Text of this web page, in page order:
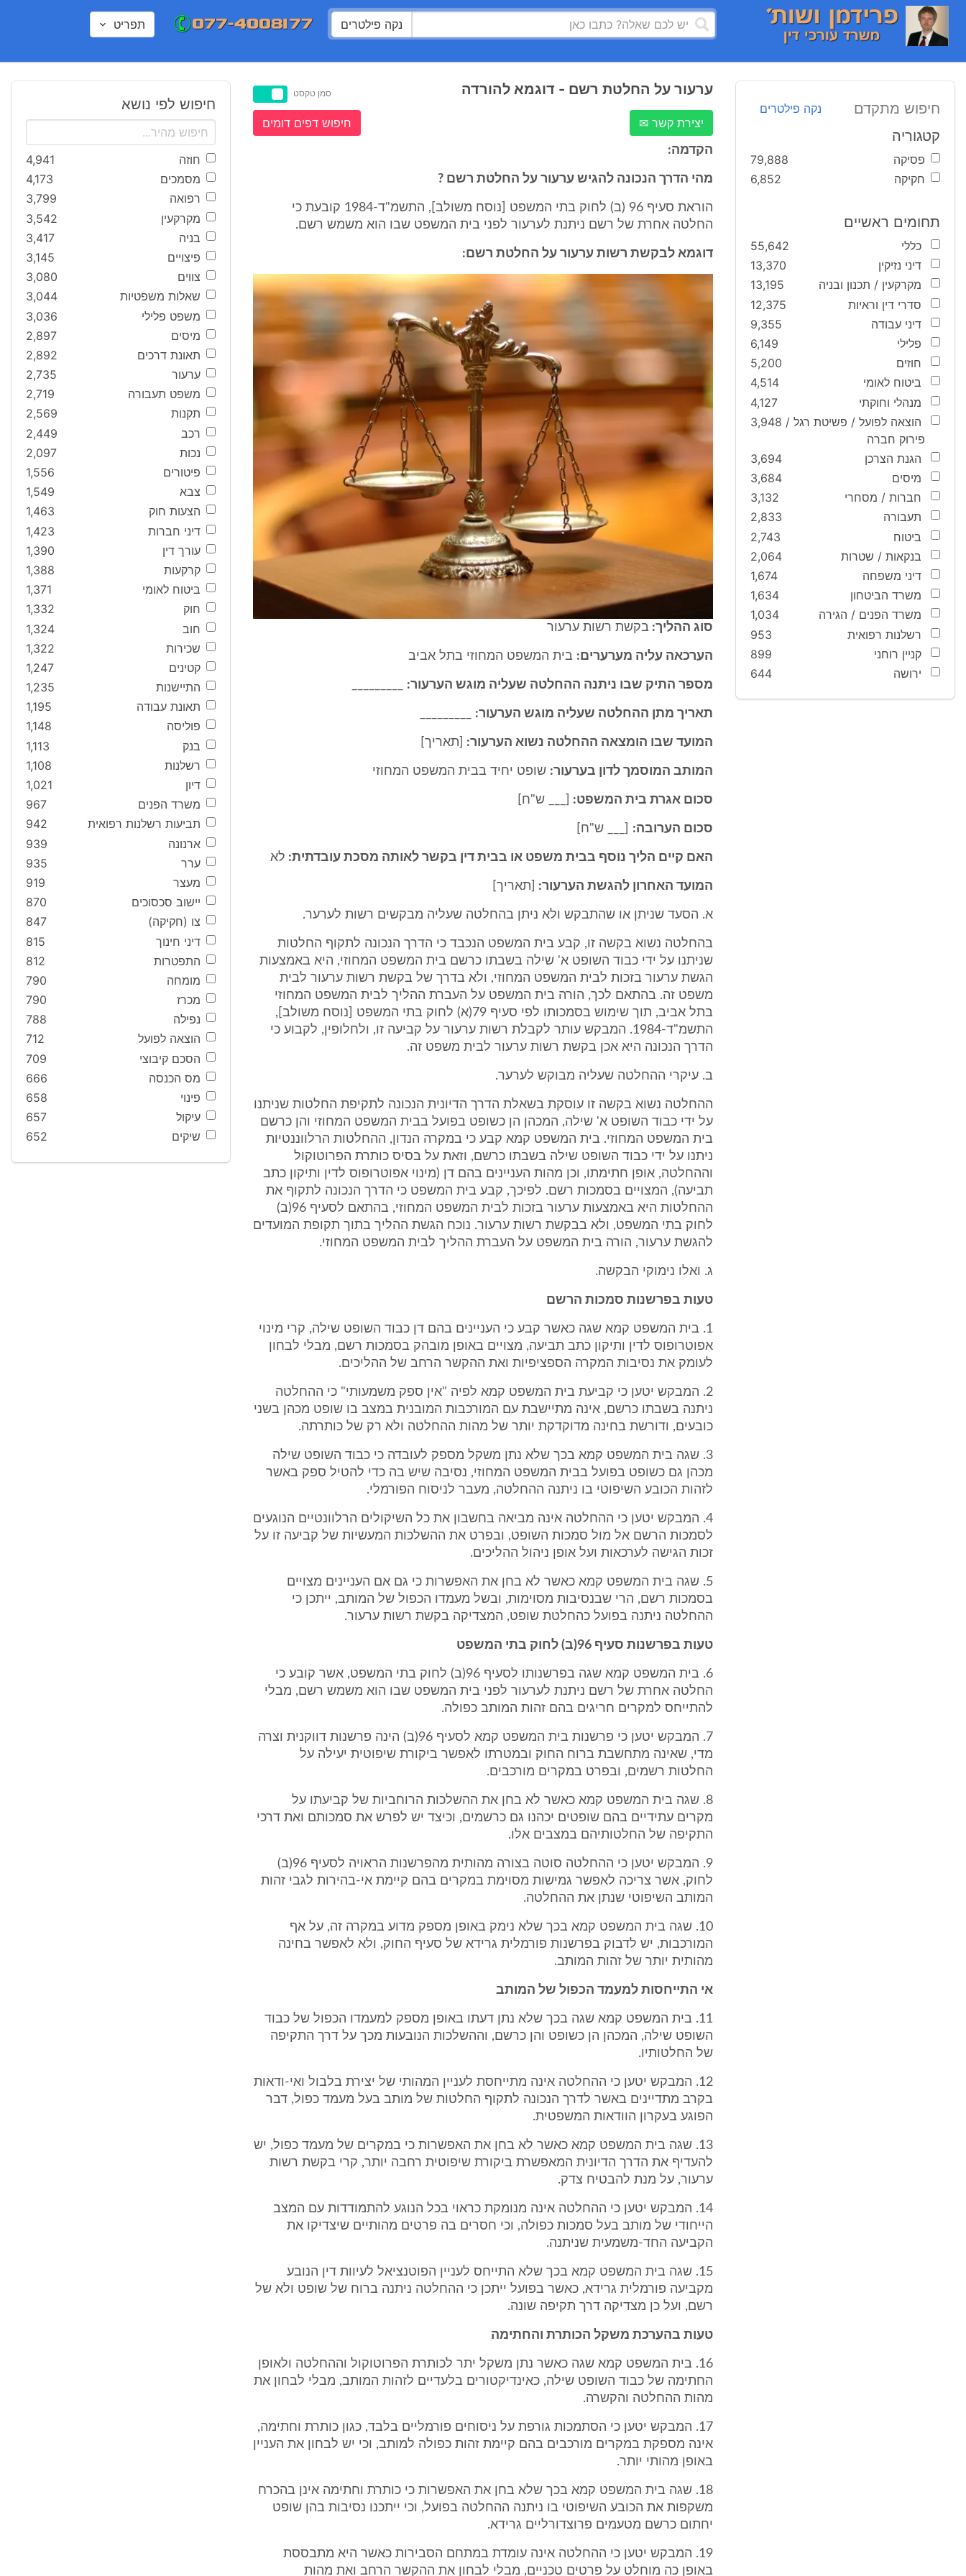
נקה פילטרים תפריט
חיפוש מתקדם נקה פילטרים
קטגוריה
פסיקה
79,888
חקיקה
6,852
תחומים ראשיים
כללי
55,642
דיני נזיקין
13,370
מקרקעין / תכנון ובניה
13,195
סדרי דין וראיות
12,375
דיני עבודה
9,355
פלילי
6,149
חוזים
5,200
ביטוח לאומי
4,514
מנהלי וחוקתי
4,127
הוצאה לפועל / פשיטת רגל /
פירוק חברה
3,948
הגנת הצרכן
3,694
מיסים
3,684
חברות / מסחרי
3,132
תעבורה
2,833
ביטוח
2,743
בנקאות / שטרות
2,064
דיני משפחה
1,674
משרד הביטחון
1,634
משרד הפנים / הגירה
1,034
רשלנות רפואית
953
קניין רוחני
899
ירושה
644
ערעור על החלטת רשם - דוגמא להורדה סמן טקסט
יצירת קשר ✉ חיפוש דפים דומים
הקדמה:
מהי הדרך הנכונה להגיש ערעור על החלטת רשם ?
הוראת סעיף 96 (ב) לחוק בתי המשפט [נוסח משולב], התשמ"ד-1984 קובעת כי
החלטה אחרת של רשם ניתנת לערעור לפני בית המשפט שבו הוא משמש רשם.
דוגמא לבקשת רשות ערעור על החלטת רשם:
סוג ההליך: בקשת רשות ערעור
הערכאה עליה מערערים: בית המשפט המחוזי בתל אביב
מספר התיק שבו ניתנה ההחלטה שעליה מוגש הערעור:
תאריך מתן ההחלטה שעליה מוגש הערעור:
המועד שבו הומצאה ההחלטה נשוא הערעור: [תאריך]
המותב המוסמך לדון בערעור: שופט יחיד בבית המשפט המחוזי
סכום אגרת בית המשפט: [___ ש"ח]
סכום הערובה: [___ ש"ח]
האם קיים הליך נוסף בבית משפט או בבית דין בקשר לאותה מסכת עובדתית: לא
המועד האחרון להגשת הערעור: [תאריך]
א. הסעד שניתן או שהתבקש ולא ניתן בהחלטה שעליה מבקשים רשות לערער.
בהחלטה נשוא בקשה זו, קבע בית המשפט הנכבד כי הדרך הנכונה לתקוף החלטות
שניתנו על ידי כבוד השופט א' שילה בשבתו כרשם בית המשפט המחוזי, היא באמצעות
הגשת ערעור בזכות לבית המשפט המחוזי, ולא בדרך של בקשת רשות ערעור לבית
משפט זה. בהתאם לכך, הורה בית המשפט על העברת ההליך לבית המשפט המחוזי
בתל אביב, תוך שימוש בסמכותו לפי סעיף 79(א) לחוק בתי המשפט [נוסח משולב],
התשמ"ד-1984. המבקש עותר לקבלת רשות ערעור על קביעה זו, ולחלופין, לקבוע כי
הדרך הנכונה היא אכן בקשת רשות ערעור לבית משפט זה.
ב. עיקרי ההחלטה שעליה מבוקש לערער.
ההחלטה נשוא בקשה זו עוסקת בשאלת הדרך הדיונית הנכונה לתקיפת החלטות שניתנו
על ידי כבוד השופט א' שילה, המכהן הן כשופט בפועל בבית המשפט המחוזי והן כרשם
בית המשפט המחוזי. בית המשפט קמא קבע כי במקרה הנדון, ההחלטות הרלווננטיות
ניתנו על ידי כבוד השופט שילה בשבתו כרשם, וזאת על בסיס כותרת הפרוטוקול
וההחלטה, אופן חתימתו, וכן מהות העניינים בהם דן (מינוי אפוטרופוס לדין ותיקון כתב
תביעה), המצויים בסמכות רשם. לפיכך, קבע בית המשפט כי הדרך הנכונה לתקוף את
ההחלטות היא באמצעות ערעור בזכות לבית המשפט המחוזי, בהתאם לסעיף 96(ב)
לחוק בתי המשפט, ולא בבקשת רשות ערעור. נוכח הגשת ההליך בתוך תקופת המועדים
להגשת ערעור, הורה בית המשפט על העברת ההליך לבית המשפט המחוזי.
ג. ואלו נימוקי הבקשה.
טעות בפרשנות סמכות הרשם
1. בית המשפט קמא שגה כאשר קבע כי העניינים בהם דן כבוד השופט שילה, קרי מינוי
אפוטרופוס לדין ותיקון כתב תביעה, מצויים באופן מובהק בסמכות רשם, מבלי לבחון
לעומק את נסיבות המקרה הספציפיות ואת ההקשר הרחב של ההליכים.
2. המבקש יטען כי קביעת בית המשפט קמא לפיה "אין ספק משמעותי" כי ההחלטה
ניתנה בשבתו כרשם, אינה מתיישבת עם המורכבות המובנית במצב בו שופט מכהן בשני
כובעים, ודורשת בחינה מדוקדקת יותר של מהות ההחלטה ולא רק של כותרתה.
3. שגה בית המשפט קמא בכך שלא נתן משקל מספק לעובדה כי כבוד השופט שילה
מכהן גם כשופט בפועל בבית המשפט המחוזי, נסיבה שיש בה כדי להטיל ספק באשר
לזהות הכובע השיפוטי בו ניתנה ההחלטה, מעבר לניסוח הפורמלי.
4. המבקש יטען כי ההחלטה אינה מביאה בחשבון את כל השיקולים הרלוונטיים הנוגעים
לסמכות הרשם אל מול סמכות השופט, ובפרט את ההשלכות המעשיות של קביעה זו על
זכות הגישה לערכאות ועל אופן ניהול ההליכים.
5. שגה בית המשפט קמא כאשר לא בחן את האפשרות כי גם אם העניינים מצויים
בסמכות רשם, הרי שבנסיבות מסוימות, ובשל מעמדו הכפול של המותב, ייתכן כי
ההחלטה ניתנה בפועל כהחלטת שופט, המצדיקה בקשת רשות ערעור.
טעות בפרשנות סעיף 96(ב) לחוק בתי המשפט
6. בית המשפט קמא שגה בפרשנותו לסעיף 96(ב) לחוק בתי המשפט, אשר קובע כי
החלטה אחרת של רשם ניתנת לערעור לפני בית המשפט שבו הוא משמש רשם, מבלי
להתייחס למקרים חריגים בהם זהות המותב כפולה.
7. המבקש יטען כי פרשנות בית המשפט קמא לסעיף 96(ב) הינה פרשנות דווקנית וצרה
מדי, שאינה מתחשבת ברוח החוק ובמטרתו לאפשר ביקורת שיפוטית יעילה על
החלטות רשמים, ובפרט במקרים מורכבים.
8. שגה בית המשפט קמא כאשר לא בחן את ההשלכות הרוחביות של קביעתו על
מקרים עתידיים בהם שופטים יכהנו גם כרשמים, וכיצד יש לפרש את סמכותם ואת דרכי
התקיפה של החלטותיהם במצבים אלו.
9. המבקש יטען כי ההחלטה סוטה בצורה מהותית מהפרשנות הראויה לסעיף 96(ב)
לחוק, אשר צריכה לאפשר גמישות מסוימת במקרים בהם קיימת אי-בהירות לגבי זהות
המותב השיפוטי שנתן את ההחלטה.
10. שגה בית המשפט קמא בכך שלא נימק באופן מספק מדוע במקרה זה, על אף
המורכבות, יש לדבוק בפרשנות פורמלית גרידא של סעיף החוק, ולא לאפשר בחינה
מהותית יותר של זהות המותב.
אי התייחסות למעמד הכפול של המותב
11. בית המשפט קמא שגה בכך שלא נתן דעתו באופן מספק למעמדו הכפול של כבוד
השופט שילה, המכהן הן כשופט והן כרשם, וההשלכות הנובעות מכך על דרך התקיפה
של החלטותיו.
12. המבקש יטען כי ההחלטה אינה מתייחסת לעניין המהותי של יצירת בלבול ואי-ודאות
בקרב מתדיינים באשר לדרך הנכונה לתקוף החלטות של מותב בעל מעמד כפול, דבר
הפוגע בעקרון הוודאות המשפטית.
13. שגה בית המשפט קמא כאשר לא בחן את האפשרות כי במקרים של מעמד כפול, יש
להעדיף את הדרך הדיונית המאפשרת ביקורת שיפוטית רחבה יותר, קרי בקשת רשות
ערעור, על מנת להבטיח צדק.
14. המבקש יטען כי ההחלטה אינה מנומקת כראוי בכל הנוגע להתמודדות עם המצב
הייחודי של מותב בעל סמכות כפולה, וכי חסרים בה פרטים מהותיים שיצדיקו את
הקביעה החד-משמעית שניתנה.
15. שגה בית המשפט קמא בכך שלא התייחס לעניין הפוטנציאל לעיוות דין הנובע
מקביעה פורמלית גרידא, כאשר בפועל ייתכן כי ההחלטה ניתנה ברוח של שופט ולא של
רשם, ועל כן מצדיקה דרך תקיפה שונה.
טעות בהערכת משקל הכותרת והחתימה
16. בית המשפט קמא שגה כאשר נתן משקל יתר לכותרת הפרוטוקול וההחלטה ולאופן
החתימה של כבוד השופט שילה, כאינדיקטורים בלעדיים לזהות המותב, מבלי לבחון את
מהות ההחלטה והקשרה.
17. המבקש יטען כי הסתמכות גורפת על ניסוחים פורמליים בלבד, כגון כותרת וחתימה,
אינה מספקת במקרים מורכבים בהם קיימת זהות כפולה למותב, וכי יש לבחון את העניין
באופן מהותי יותר.
18. שגה בית המשפט קמא בכך שלא בחן את האפשרות כי כותרת וחתימה אינן בהכרח
משקפות את הכובע השיפוטי בו ניתנה ההחלטה בפועל, וכי ייתכנו נסיבות בהן שופט
יחתום כרשם מטעמים פרוצדורליים גרידא.
19. המבקש יטען כי ההחלטה אינה עומדת במתחם הסבירות כאשר היא מתבססת
באופן כה מוחלט על פרטים טכניים, מבלי לבחון את ההקשר הרחב ואת מהות
חיפוש לפי נושא
חוזה
4,941
מסמכים
4,173
רפואה
3,799
מקרקעין
3,542
בניה
3,417
פיצויים
3,145
צווים
3,080
שאלות משפטיות
3,044
משפט פלילי
3,036
מיסים
2,897
תאונת דרכים
2,892
ערעור
2,735
משפט תעבורה
2,719
תקנות
2,569
רכב
2,449
נכות
2,097
פיטורים
1,556
צבא
1,549
הצעות חוק
1,463
דיני חברות
1,423
עורך דין
1,390
קרקעות
1,388
ביטוח לאומי
1,371
חוק
1,332
חוב
1,324
שכירות
1,322
קטינים
1,247
התיישנות
1,235
תאונת עבודה
1,195
פוליסה
1,148
בנק
1,113
רשלנות
1,108
דיון
1,021
משרד הפנים
967
תביעות רשלנות רפואית
942
ארנונה
939
ערר
935
מעצר
919
יישוב סכסוכים
870
צו (חקיקה)
847
דיני חינוך
815
התפטרות
812
מומחה
790
מכרז
790
נפילה
788
הוצאה לפועל
712
הסכם קיבוצי
709
מס הכנסה
666
פינוי
658
עיקול
657
שיקים
652